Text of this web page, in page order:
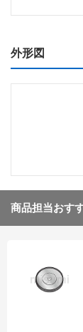
外形図
商品担当おす